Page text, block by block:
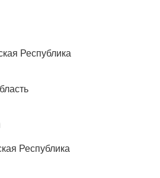
Республика
Республика